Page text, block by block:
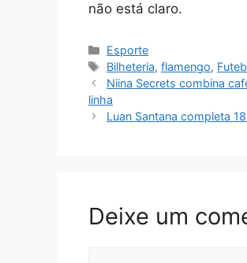
não está claro.
Categorias
Esporte
Tags
Bilheteria,flamengo,
Niina Secrets combina
linha
Luan Santana completa
Deixe um